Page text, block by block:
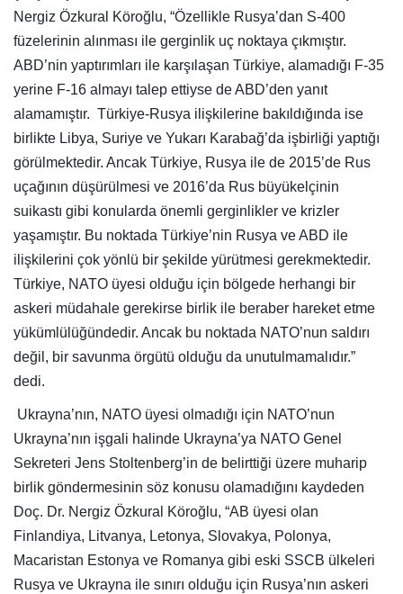
Nergiz Özkural Köroğlu, “Özellikle Rusya’dan S-400
füzelerinin alınması ile gerginlik uç noktaya çıkmıştır.
ABD’nin yaptırımları ile karşılaşan Türkiye, alamadığı F-35
yerine F-16 almayı talep ettiyse de ABD’den yanıt
alamamıştır. Türkiye-Rusya ilişkilerine bakıldığında ise
birlikte Libya, Suriye ve Yukarı Karabağ’da işbirliği yaptığı
görülmektedir. Ancak Türkiye, Rusya ile de 2015’de Rus
uçağının düşürülmesi ve 2016’da Rus büyükelçinin
suikastı gibi konularda önemli gerginlikler ve krizler
yaşamıştır. Bu noktada Türkiye’nin Rusya ve ABD ile
ilişkilerini çok yönlü bir şekilde yürütmesi gerekmektedir.
Türkiye, NATO üyesi olduğu için bölgede herhangi bir
askeri müdahale gerekirse birlik ile beraber hareket etme
yükümlülüğündedir. Ancak bu noktada NATO’nun saldırı
değil, bir savunma örgütü olduğu da unutulmamalıdır.”
dedi.
Ukrayna’nın, NATO üyesi olmadığı için NATO’nun
Ukrayna’nın işgali halinde Ukrayna’ya NATO Genel
Sekreteri Jens Stoltenberg’in de belirttiği üzere muharip
birlik göndermesinin söz konusu olamadığını kaydeden
Doç. Dr. Nergiz Özkural Köroğlu, “AB üyesi olan
Finlandiya, Litvanya, Letonya, Slovakya, Polonya,
Macaristan Estonya ve Romanya gibi eski SSCB ülkeleri
Rusya ve Ukrayna ile sınırı olduğu için Rusya’nın askeri